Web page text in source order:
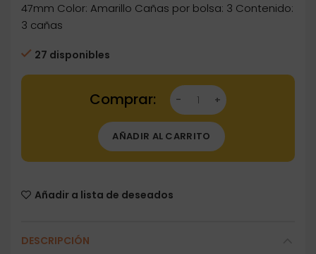
47mm Color: Amarillo Cañas por bolsa: 3 Contenido:
3 cañas
27 disponibles
Dartstore Cañas Harrows Supergrip Ignite
AÑADIR AL CARRITO
Añadir a lista de deseados
DESCRIPCIÓN